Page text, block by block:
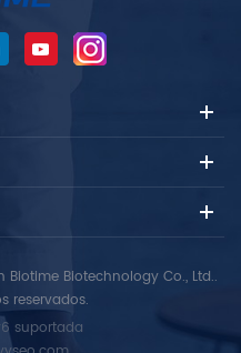
realizar vários testes
simultâneos para seis
amostras diferentes.
Biotechnology Co., Ltd..
reservados.
suportada